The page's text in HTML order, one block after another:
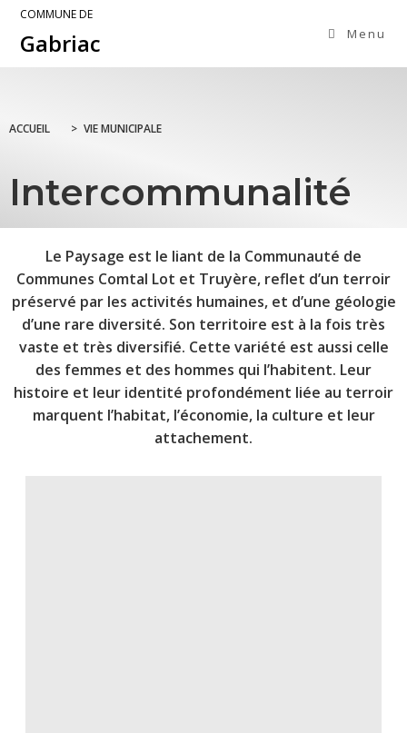
COMMUNE DE
Gabriac Menu
ACCUEIL > VIE MUNICIPALE
Intercommunalité
Le Paysage est le liant de la Communauté de
Communes Comtal Lot et Truyère, reflet d’un terroir
préservé par les activités humaines, et d’une géologie
d’une rare diversité. Son territoire est à la fois très
vaste et très diversifié. Cette variété est aussi celle
des femmes et des hommes qui l’habitent. Leur
histoire et leur identité profondément liée au terroir
marquent l’habitat, l’économie, la culture et leur
attachement.